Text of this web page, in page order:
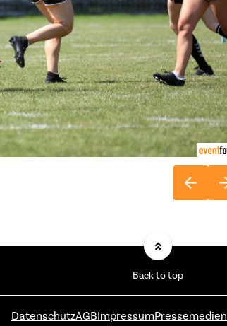
Back to top
DatenschutzAGBImpressumPressemedien